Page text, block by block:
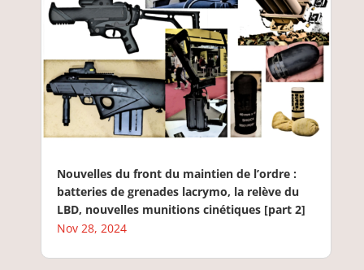
Nouvelles du front du maintien de l’ordre :
batteries de grenades lacrymo, la relève du
LBD, nouvelles munitions cinétiques [part 2]
Nov 28, 2024